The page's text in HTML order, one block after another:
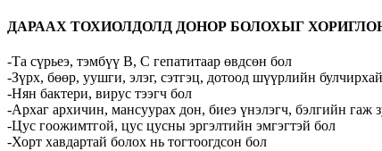
ДАРААХ ТОХИОЛДОЛД ДОНОР БОЛОХЫГ
-Та сүрьеэ, тэмбүү В, С гепатитаар өвдсөн бол
-Зүрх, бөөр, уушги, элэг, сэтгэц, дотоод шүүрлийн
-Нян бактери, вирус тээгч бол
-Архаг архичин, мансуурах дон, биеэ үнэлэгч, бэлгийн гаж
-Цус гоожимтгой, цус цусны эргэлтийн эмгэгтэй бол
-Хорт хавдартай болох нь тогтоогдсон бол